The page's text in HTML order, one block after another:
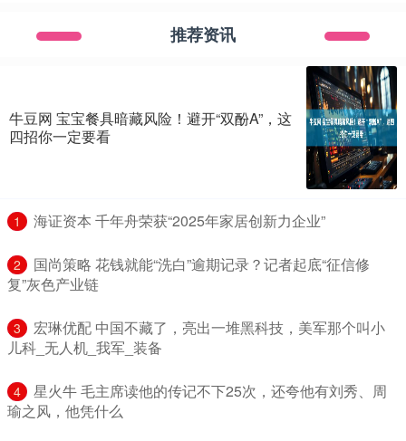
推荐资讯
牛豆网 宝宝餐具暗藏风险！避开“双酚A”，这
四招你一定要看
1 ​海证资本 千年舟荣获“2025年家居创新力企业”
2
​国尚策略 花钱就能“洗白”逾期记录？记者起底“征信修
复”灰色产业链
3
​宏琳优配 中国不藏了，亮出一堆黑科技，美军那个叫小
儿科_无人机_我军_装备
4
​星火牛 毛主席读他的传记不下25次，还夸他有刘秀、周
瑜之风，他凭什么